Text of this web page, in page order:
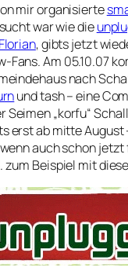
mir organisierte
war wie die
, gibts jetzt
Fans. Am 05.10.07
nach
und tash – eine
Seimen „korfu“
erst ab mitte August
auch schon jetzt
zum Beispiel mit